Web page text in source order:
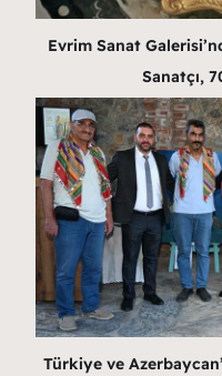
Evrim Sanat
Sanatçı,
Türkiye ve